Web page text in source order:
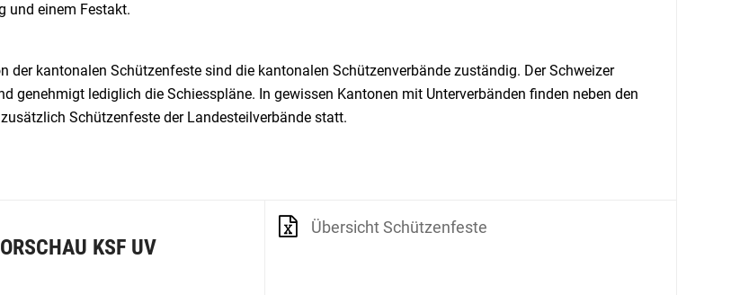
und einem Festakt.
der kantonalen Schützenfeste sind die kantonalen Schützenverbände zuständig. Der Schweizer
genehmigt lediglich die Schiesspläne. In gewissen Kantonen mit Unterverbänden finden neben den
Schützenfeste der Landesteilverbände statt.
KSF UV
Übersicht Schützenfeste